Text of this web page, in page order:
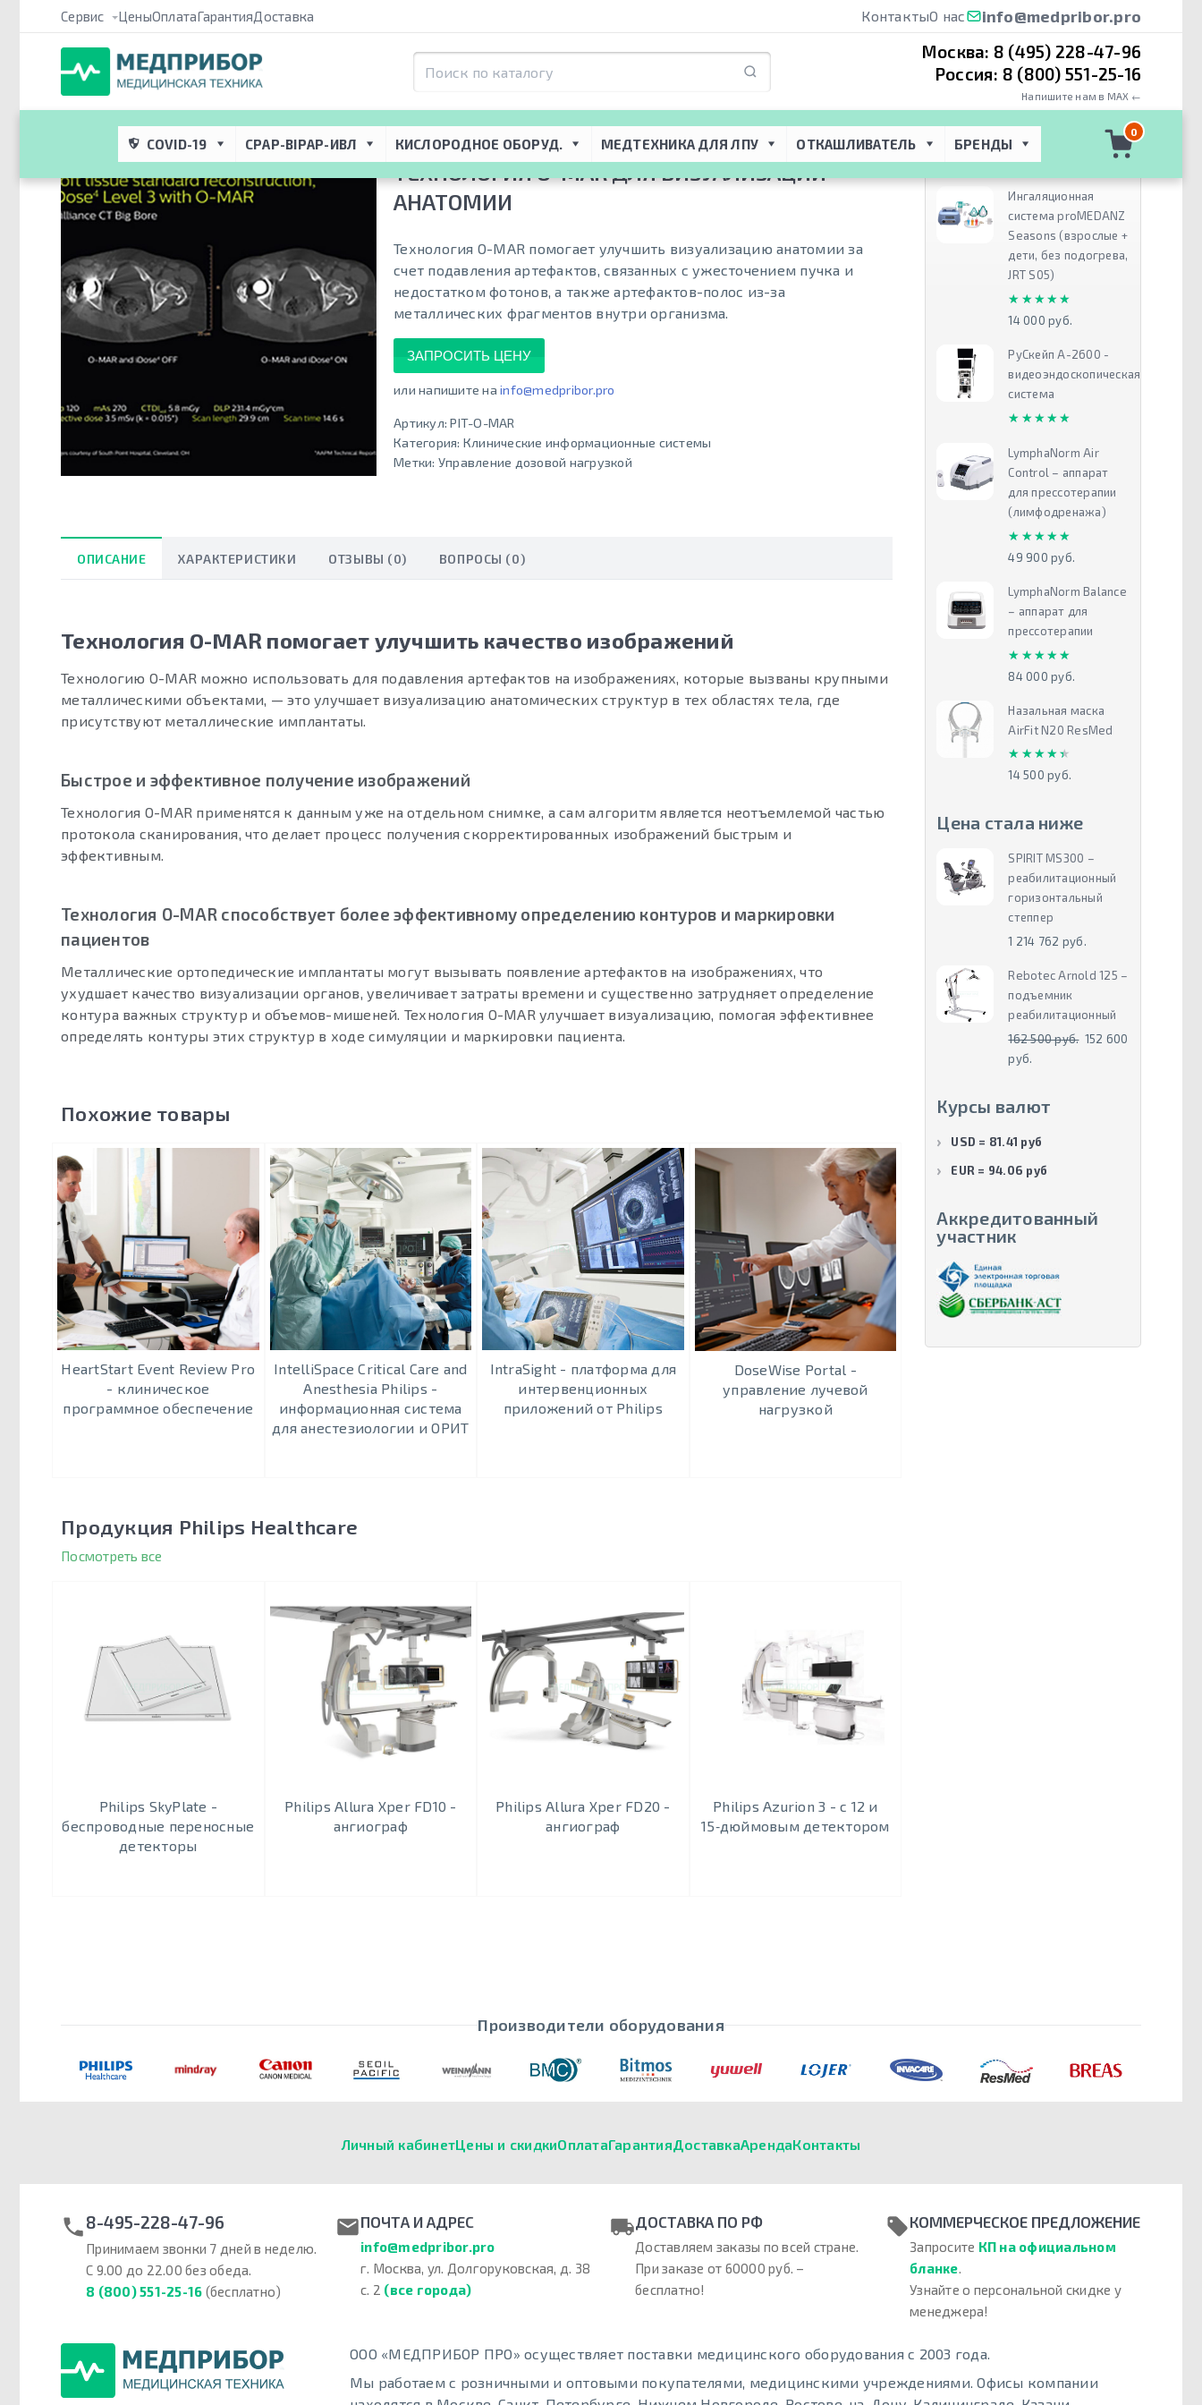
Сервис ЦеныОплатаГарантияДоставка КонтактыО нас info@medpribor.pro
Москва: 8 (495) 228-47-96
Россия: 8 (800) 551-25-16
Напишите нам в MAX ←
COVID-19 CPAP-BIPAP-ИВЛ КИСЛОРОДНОЕ ОБОРУД. МЕДТЕХНИКА ДЛЯ ЛПУ ОТКАШЛИВАТЕЛЬ БРЕНДЫ
0
ТЕХНОЛОГИЯ O-MAR ДЛЯ ВИЗУАЛИЗАЦИИ
АНАТОМИИ
Технология O-MAR помогает улучшить визуализацию анатомии за
счет подавления артефактов, связанных с ужесточением пучка и
недостатком фотонов, а также артефактов-полос из-за
металлических фрагментов внутри организма.
ЗАПРОСИТЬ ЦЕНУ
или напишите наinfo@medpribor.pro
Артикул:PIT-O-MAR
Категория: Клинические информационные системы
Метки: Управление дозовой нагрузкой
ОПИСАНИЕ ХАРАКТЕРИСТИКИ ОТЗЫВЫ (0) ВОПРОСЫ (0)
Технология O-MAR помогает улучшить качество изображений
Технологию O-MAR можно использовать для подавления артефактов на изображениях, которые вызваны крупными
металлическими объектами, — это улучшает визуализацию анатомических структур в тех областях тела, где
присутствуют металлические имплантаты.
Быстрое и эффективное получение изображений
Технология O-MAR применятся к данным уже на отдельном снимке, а сам алгоритм является неотъемлемой частью
протокола сканирования, что делает процесс получения скорректированных изображений быстрым и
эффективным.
Технология O-MAR способствует более эффективному определению контуров и маркировки
пациентов
Металлические ортопедические имплантаты могут вызывать появление артефактов на изображениях, что
ухудшает качество визуализации органов, увеличивает затраты времени и существенно затрудняет определение
контура важных структур и объемов-мишеней. Технология O-MAR улучшает визуализацию, помогая эффективнее
определять контуры этих структур в ходе симуляции и маркировки пациента.
Похожие товары
HeartStart Event Review Pro
- клиническое
программное обеспечение
IntelliSpace Critical Care and
Anesthesia Philips -
информационная система
для анестезиологии и ОРИТ
IntraSight - платформа для
интервенционных
приложений от Philips
DoseWise Portal -
управление лучевой
нагрузкой
Продукция Philips Healthcare
Посмотреть все
Philips SkyPlate -
беспроводные переносные
детекторы
Philips Allura Xper FD10 -
ангиограф
Philips Allura Xper FD20 -
ангиограф
Philips Azurion 3 - c 12 и
15‑дюймовым детектором
Рекомендуем
Ингаляционная
система proMEDANZ
Seasons (взрослые +
дети, без подогрева,
JRT S05)
★★★★★
★★★★★
14 000 руб.
РуСкейп А-2600 -
видеоэндоскопическая
система
★★★★★
★★★★★
LymphaNorm Air
Control – аппарат
для прессотерапии
(лимфодренажа)
★★★★★
★★★★★
49 900 руб.
LymphaNorm Balance
– аппарат для
прессотерапии
★★★★★
★★★★★
84 000 руб.
Назальная маска
AirFit N20 ResMed
★★★★★
★★★★★
14 500 руб.
Цена стала ниже
SPIRIT MS300 –
реабилитационный
горизонтальный
степпер
1 214 762 руб.
Rebotec Arnold 125 –
подъемник
реабилитационный
162 500 руб. 152 600
руб.
Курсы валют
USD = 81.41 руб
EUR = 94.06 руб
Аккредитованный
участник
Производители оборудования
Личный кабинетЦены и скидкиОплатаГарантияДоставкаАрендаКонтакты
8-495-228-47-96
Принимаем звонки 7 дней в неделю.
С 9.00 до 22.00 без обеда.
8 (800) 551-25-16 (бесплатно)
ПОЧТА И АДРЕС
info@medpribor.pro
г. Москва, ул. Долгоруковская, д. 38
с. 2 (все города)
ДОСТАВКА ПО РФ
Доставляем заказы по всей стране.
При заказе от 60000 руб. –
бесплатно!
КОММЕРЧЕСКОЕ ПРЕДЛОЖЕНИЕ
Запросите КП на официальном
бланке.
Узнайте о персональной скидке у
менеджера!
ООО «МЕДПРИБОР ПРО» осуществляет поставки медицинского оборудования с 2003 года.
Мы работаем с розничными и оптовыми покупателями, медицинскими учреждениями. Офисы компании